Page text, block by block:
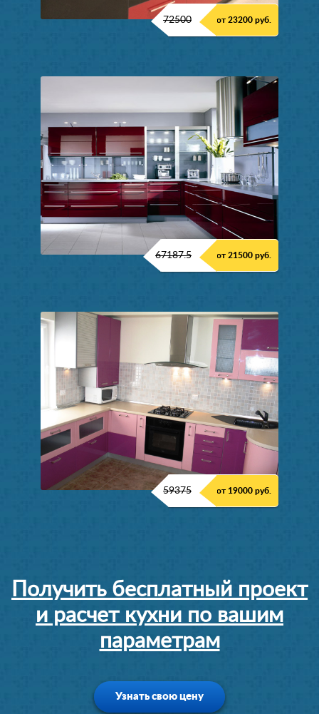
72500 от 23200 руб.
67187.5 от 21500 руб.
59375 от 19000 руб.
Получить бесплатный проект
и расчет кухни по вашим
параметрам
Узнать свою цену